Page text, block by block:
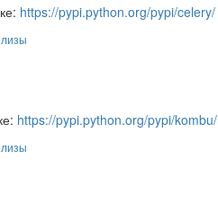
https://pypi.python.org/pypi/celery/
https://pypi.python.org/pypi/kombu/